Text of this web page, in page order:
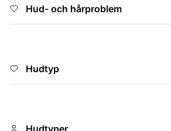
Hud- och hårproblem
Hudtyp